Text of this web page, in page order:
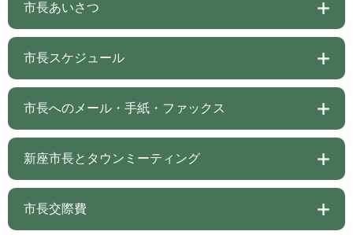
市長あいさつ
市長スケジュール
市長へのメール・手紙・ファックス
新座市長とタウンミーティング
市長交際費